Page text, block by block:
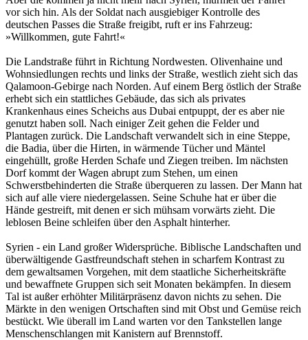
vor sich hin. Als der Soldat nach ausgiebiger Kontrolle des
deutschen Passes die Straße freigibt, ruft er ins Fahrzeug:
»Willkommen, gute Fahrt!«
Die Landstraße führt in Richtung Nordwesten. Olivenhaine und
Wohnsiedlungen rechts und links der Straße, westlich zieht sich das
Qalamoon-Gebirge nach Norden. Auf einem Berg östlich der Straße
erhebt sich ein stattliches Gebäude, das sich als privates
Krankenhaus eines Scheichs aus Dubai entpuppt, der es aber nie
genutzt haben soll. Nach einiger Zeit gehen die Felder und
Plantagen zurück. Die Landschaft verwandelt sich in eine Steppe,
die Badia, über die Hirten, in wärmende Tücher und Mäntel
eingehüllt, große Herden Schafe und Ziegen treiben. Im nächsten
Dorf kommt der Wagen abrupt zum Stehen, um einen
Schwerstbehinderten die Straße überqueren zu lassen. Der Mann hat
sich auf alle viere niedergelassen. Seine Schuhe hat er über die
Hände gestreift, mit denen er sich mühsam vorwärts zieht. Die
leblosen Beine schleifen über den Asphalt hinterher.
Syrien - ein Land großer Widersprüche. Biblische Landschaften und
überwältigende Gastfreundschaft stehen in scharfem Kontrast zu
dem gewaltsamen Vorgehen, mit dem staatliche Sicherheitskräfte
und bewaffnete Gruppen sich seit Monaten bekämpfen. In diesem
Tal ist außer erhöhter Militärpräsenz davon nichts zu sehen. Die
Märkte in den wenigen Ortschaften sind mit Obst und Gemüse reich
bestückt. Wie überall im Land warten vor den Tankstellen lange
Menschenschlangen mit Kanistern auf Brennstoff.